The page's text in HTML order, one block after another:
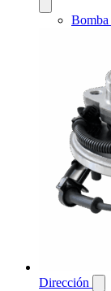
Bomba
Dirección